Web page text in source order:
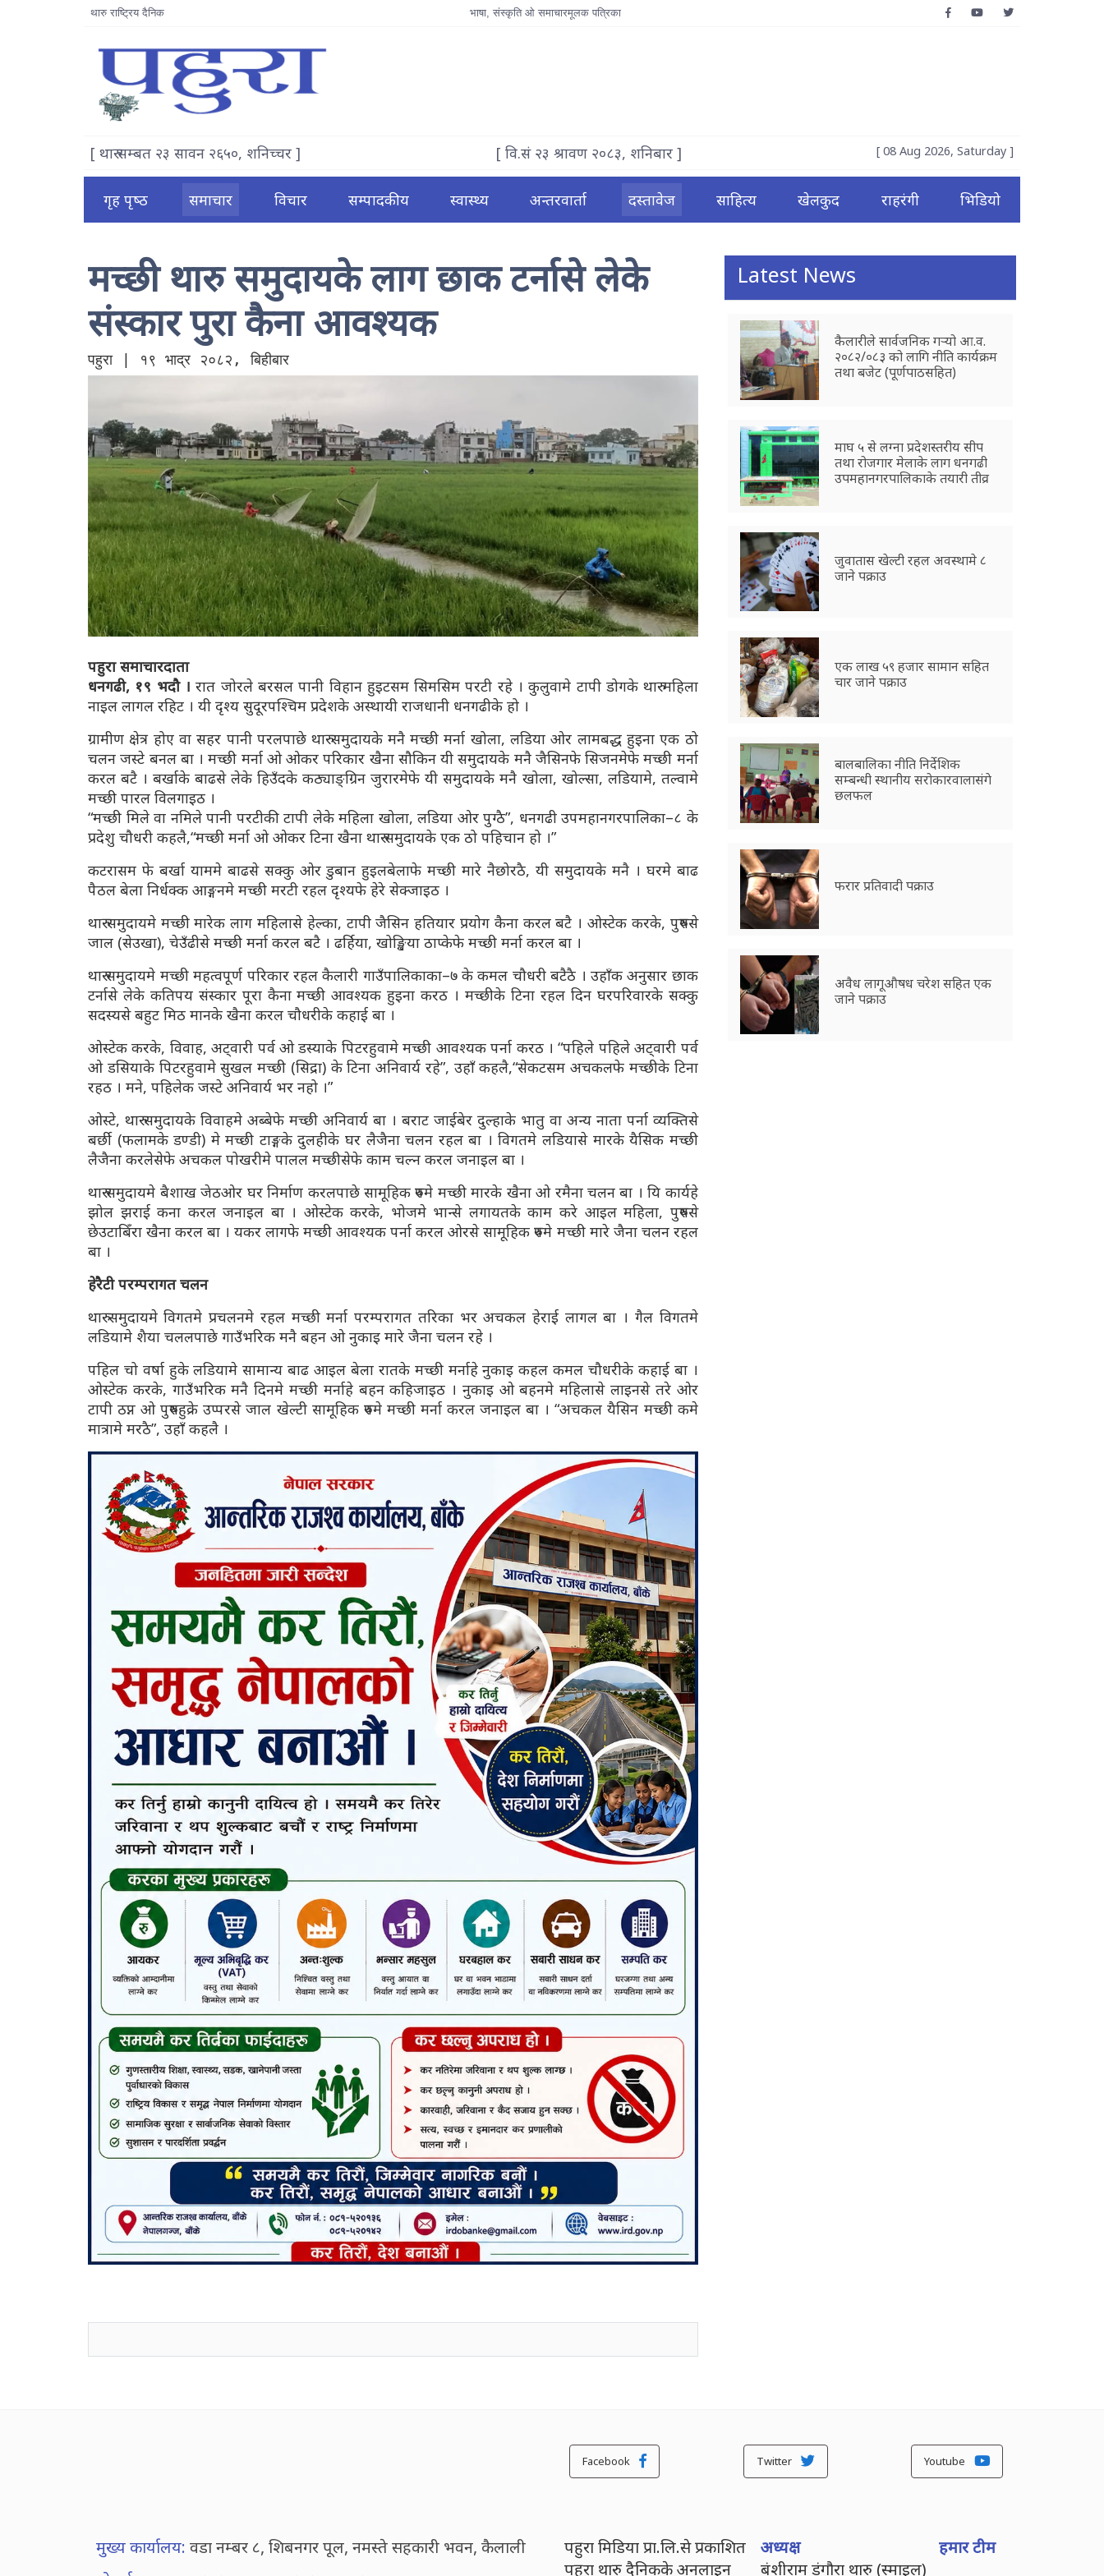
थारु राष्ट्रिय दैनिक भाषा, संस्कृति ओ समाचारमूलक पत्रिका
[ थारु सम्बत २३ सावन २६५०, शनिच्चर ] [ वि.सं २३ श्रावण २०८३, शनिबार ] [ 08 Aug 2026, Saturday ]
गृह पृष्‍ठ समाचार विचार सम्पादकीय स्वास्थ्य अन्तरवार्ता दस्तावेज साहित्य खेलकुद राहरंगी भिडियो
मच्छी थारु समुदायके लाग छाक टर्नासे लेके
संस्कार पुरा कैना आवश्यक
पहुरा | १९ भाद्र २०८२, बिहीबार
पहुरा समाचारदाता
धनगढी, १९ भदौ । रात जोरले बरसल पानी विहान हुइटसम सिमसिम परटी रहे । कुलुवामे टापी डोगके थारु महिला
नाइल लागल रहिट । यी दृश्य सुदूरपश्चिम प्रदेशके अस्थायी राजधानी धनगढीके हो ।
ग्रामीण क्षेत्र होए वा सहर पानी परलपाछे थारु समुदायके मनै मच्छी मर्ना खोला, लडिया ओर लामबद्ध हुइना एक ठो
चलन जस्टे बनल बा । मच्छी मर्ना ओ ओकर परिकार खैना सौकिन यी समुदायके मनै जैसिनफे सिजनमेफे मच्छी मर्ना
करल बटै । बर्खाके बाढसे लेके हिउँदके कठ्याङ्ग्रिन जुरारमेफे यी समुदायके मनै खोला, खोल्सा, लडियामे, तल्वामे
मच्छी पारल विलगाइठ ।
“मच्छी मिले वा नमिले पानी परटीकी टापी लेके महिला खोला, लडिया ओर पुग्ठै”, धनगढी उपमहानगरपालिका–८ के
प्रदेशु चौधरी कहलै,“मच्छी मर्ना ओ ओकर टिना खैना थारु समुदायके एक ठो पहिचान हो ।”
कटरासम फे बर्खा याममे बाढसे सक्कु ओर डुबान हुइलबेलाफे मच्छी मारे नैछोरठै, यी समुदायके मनै । घरमे बाढ
पैठल बेला निर्धक्क आङ्गनमे मच्छी मरटी रहल दृश्यफे हेरे सेक्जाइठ ।
थारु समुदायमे मच्छी मारेक लाग महिलासे हेल्का, टापी जैसिन हतियार प्रयोग कैना करल बटै । ओस्टेक करके, पुरुषसे
जाल (सेउखा), चेउँढीसे मच्छी मर्ना करल बटै । ढर्हिया, खोङ्खिया ठाप्केफे मच्छी मर्ना करल बा ।
थारु समुदायमे मच्छी महत्वपूर्ण परिकार रहल कैलारी गाउँपालिकाका–७ के कमल चौधरी बटैठै । उहाँक अनुसार छाक
टर्नासे लेके कतिपय संस्कार पूरा कैना मच्छी आवश्यक हुइना करठ । मच्छीके टिना रहल दिन घरपरिवारके सक्कु
सदस्यसे बहुट मिठ मानके खैना करल चौधरीके कहाई बा ।
ओस्टेक करके, विवाह, अट्वारी पर्व ओ डस्याके पिटरहुवामे मच्छी आवश्यक पर्ना करठ । “पहिले पहिले अट्वारी पर्व
ओ डसियाके पिटरहुवामे सुखल मच्छी (सिद्रा) के टिना अनिवार्य रहे”, उहाँ कहलै,“सेकटसम अचकलफे मच्छीके टिना
रहठ । मने, पहिलेक जस्टे अनिवार्य भर नहो ।”
ओस्टे, थारु समुदायके विवाहमे अब्बेफे मच्छी अनिवार्य बा । बराट जाईबेर दुल्हाके भातु वा अन्य नाता पर्ना व्यक्तिसे
बर्छी (फलामके डण्डी) मे मच्छी टाङ्गके दुलहीके घर लैजैना चलन रहल बा । विगतमे लडियासे मारके यैसिक मच्छी
लैजैना करलेसेफे अचकल पोखरीमे पालल मच्छीसेफे काम चल्न करल जनाइल बा ।
थारु समुदायमे बैशाख जेठओर घर निर्माण करलपाछे सामूहिक रुपमे मच्छी मारके खैना ओ रमैना चलन बा । यि कार्यहे
झोल झराई कना करल जनाइल बा । ओस्टेक करके, भोजमे भान्से लगायतके काम करे आइल महिला, पुरुषसे
छेउटाबिँरा खैना करल बा । यकर लागफे मच्छी आवश्यक पर्ना करल ओरसे सामूहिक रुपमे मच्छी मारे जैना चलन रहल
बा ।
हेरैटी परम्परागत चलन
थारु समुदायमे विगतमे प्रचलनमे रहल मच्छी मर्ना परम्परागत तरिका भर अचकल हेराई लागल बा । गैल विगतमे
लडियामे शैया चललपाछे गाउँभरिक मनै बहन ओ नुकाइ मारे जैना चलन रहे ।
पहिल चो वर्षा हुके लडियामे सामान्य बाढ आइल बेला रातके मच्छी मर्नाहे नुकाइ कहल कमल चौधरीके कहाई बा ।
ओस्टेक करके, गाउँभरिक मनै दिनमे मच्छी मर्नाहे बहन कहिजाइठ । नुकाइ ओ बहनमे महिलासे लाइनसे तरे ओर
टापी ठप्न ओ पुरुषहुक्रे उप्परसे जाल खेल्टी सामूहिक रुपमे मच्छी मर्ना करल जनाइल बा । “अचकल यैसिन मच्छी कमे
मात्रामे मरठै”, उहाँ कहलै ।
Latest News
कैलारीले सार्वजनिक गर्‍यो आ.व.
२०८२/०८३ को लागि नीति कार्यक्रम
तथा बजेट (पूर्णपाठसहित)
माघ ५ से लग्ना प्रदेशस्तरीय सीप
तथा रोजगार मेलाके लाग धनगढी
उपमहानगरपालिकाके तयारी तीव्र
जुवातास खेल्टी रहल अवस्थामे ८
जाने पक्राउ
एक लाख ५९ हजार सामान सहित
चार जाने पक्राउ
बालबालिका नीति निर्देशिक
सम्बन्धी स्थानीय सरोकारवालासंगे
छलफल
फरार प्रतिवादी पक्राउ
अवैध लागूऔषध चरेश सहित एक
जाने पक्राउ
Facebook Twitter Youtube
मुख्य कार्यालय: वडा नम्बर ८, शिबनगर पूल, नमस्ते सहकारी भवन, कैलाली
पहुरा मिडिया प्रा.लि.से प्रकाशित
पहुरा थारु दैनिकके अनलाइन
अध्यक्ष
बंशीराम डंगौरा थारु (स्माइल)
हमार टीम